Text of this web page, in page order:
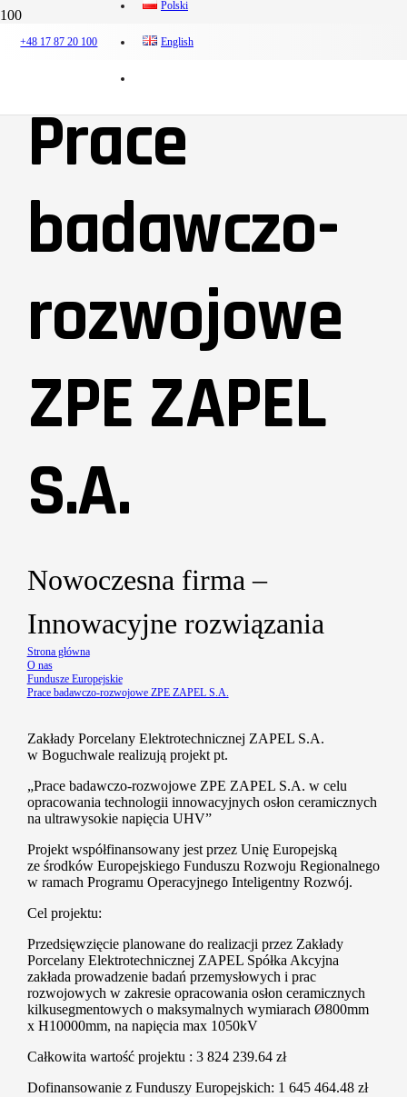
+48 17 87 20 100
Polski
English
Prace
badawczo-
rozwojowe
ZPE ZAPEL
S.A.
Nowoczesna firma –
Innowacyjne rozwiązania
Strona główna
O nas
Fundusze Europejskie
Prace badawczo-rozwojowe ZPE ZAPEL S.A.
Zakłady Porcelany Elektrotechnicznej ZAPEL S.A.
w Boguchwale realizują projekt pt.
„Prace badawczo-rozwojowe ZPE ZAPEL S.A. w celu
opracowania technologii innowacyjnych osłon ceramicznych
na ultrawysokie napięcia UHV”
Projekt współfinansowany jest przez Unię Europejską
ze środków Europejskiego Funduszu Rozwoju Regionalnego
w ramach Programu Operacyjnego Inteligentny Rozwój.
Cel projektu:
Przedsięwzięcie planowane do realizacji przez Zakłady
Porcelany Elektrotechnicznej ZAPEL Spółka Akcyjna
zakłada prowadzenie badań przemysłowych i prac
rozwojowych w zakresie opracowania osłon ceramicznych
kilkusegmentowych o maksymalnych wymiarach Ø800mm
x H10000mm, na napięcia max 1050kV
Całkowita wartość projektu : 3 824 239.64 zł
Dofinansowanie z Funduszy Europejskich: 1 645 464.48 zł